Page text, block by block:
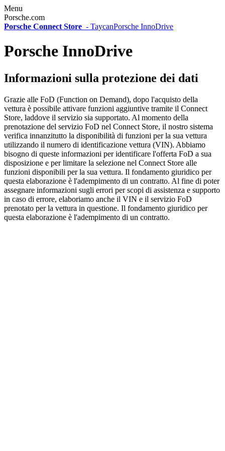
Menu
Porsche.com
Porsche Connect Store - TaycanPorsche InnoDrive
Porsche InnoDrive
Informazioni sulla protezione dei dati
Grazie alle FoD (Function on Demand), dopo l'acquisto della
vettura è possibile attivare funzioni aggiuntive tramite il Connect
Store, laddove il servizio sia supportato. Al momento della
prenotazione del servizio FoD nel Connect Store, il nostro sistema
verifica innanzitutto la disponibilità di funzioni per la sua vettura
utilizzando il numero di identificazione vettura (VIN). Abbiamo
bisogno di queste informazioni per identificare l'offerta FoD a sua
disposizione e per limitare la selezione nel Connect Store alle
funzioni disponibili per la sua vettura. Il fondamento giuridico per
questa elaborazione è l'adempimento di un contratto. Al fine di poter
assegnare informazioni sugli errori per scopi di assistenza e supporto
in caso di errore, elaboriamo anche il VIN e il servizio FoD
prenotato per la vettura in questione. Il fondamento giuridico per
questa elaborazione è l'adempimento di un contratto.